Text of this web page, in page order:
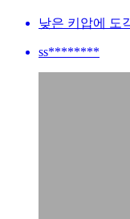
낮은 키압에 도
ss********